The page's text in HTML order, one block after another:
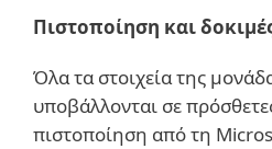
Πιστοποίηση και
Όλα τα στοιχεία της
υποβάλλονται σε
πιστοποίηση από τη